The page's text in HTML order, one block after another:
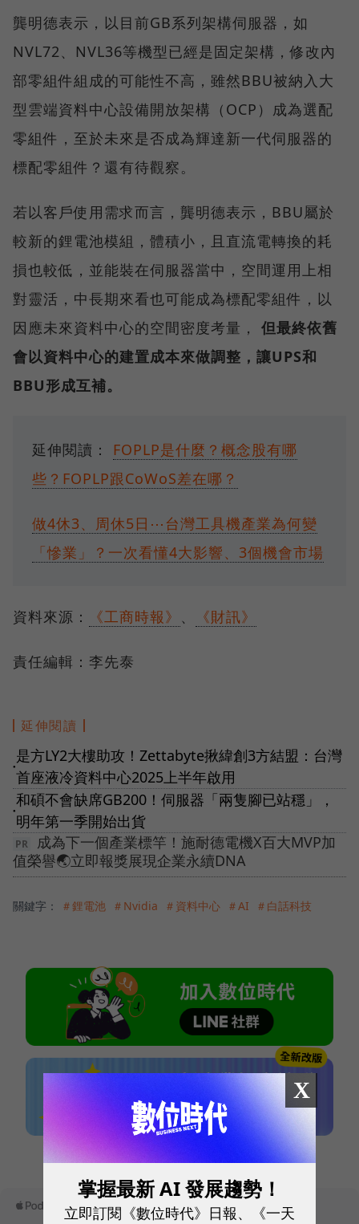
龔明德表示，以目前GB系列架構伺服器，如
NVL72、NVL36等機型已經是固定架構，修改內
部零組件組成的可能性不高，雖然BBU被納入大
型雲端資料中心設備開放架構（OCP）成為選配
零組件，至於未來是否成為輝達新一代伺服器的
標配零組件？還有待觀察。
若以客戶使用需求而言，龔明德表示，BBU屬於
較新的鋰電池模組，體積小，且直流電轉換的耗
損也較低，並能裝在伺服器當中，空間運用上相
對靈活，中長期來看也可能成為標配零組件，以
因應未來資料中心的空間密度考量， 但最終依舊
會以資料中心的建置成本來做調整，讓UPS和
BBU形成互補。
延伸閱讀： FOPLP是什麼？概念股有哪
些？FOPLP跟CoWoS差在哪？
做4休3、周休5日⋯台灣工具機產業為何變
「慘業」？一次看懂4大影響、3個機會市場
資料來源： 《工商時報》 《財訊》
責任編輯：李先泰
延伸閱讀
●
是方LY2大樓助攻！Zettabyte揪緯創3方結盟：台灣
首座液冷資料中心2025上半年啟用
●
和碩不會缺席GB200！伺服器「兩隻腳已站穩」，
明年第一季開始出貨
成為下一個產業標竿！施耐德電機X百大MVP加
值榮譽🌏立即報獎展現企業永續DNA
關鍵字： ＃鋰電池 ＃Nvidia ＃資料中心 ＃AI ＃白話科技
本網站內容未經允許，不得轉載。
X
掌握最新 AI 發展趨勢！
立即訂閱《數位時代》日報、《一天